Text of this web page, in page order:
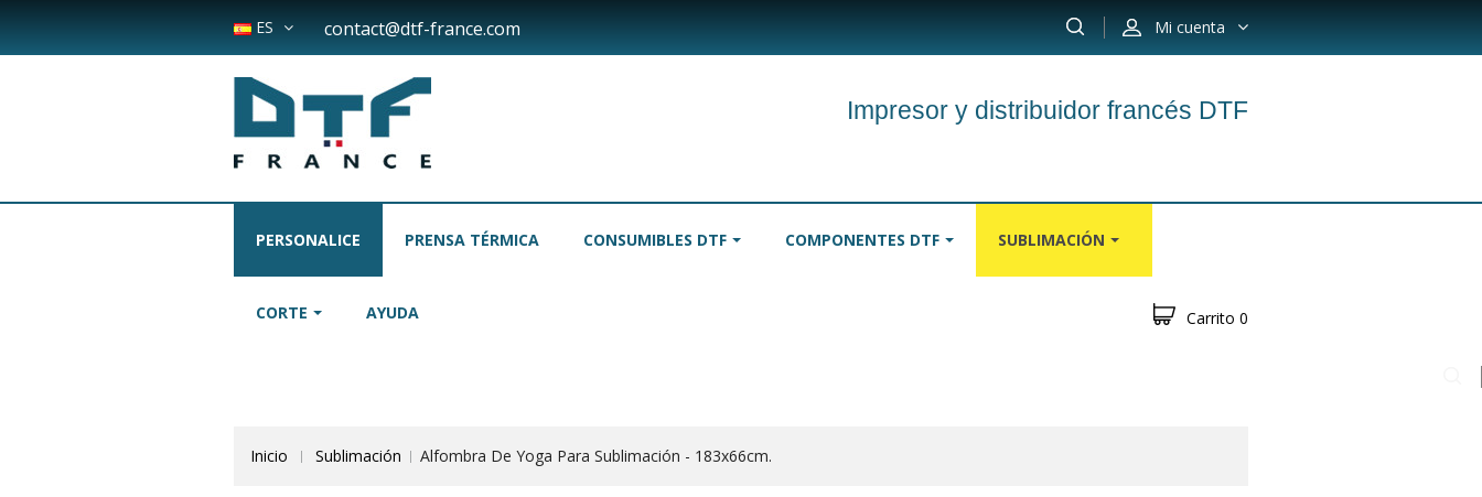
ES Mi cuenta
contact@dtf-france.com
Impresor y distribuidor francés DTF
PERSONALICE PRENSA TÉRMICA CONSUMIBLES DTF COMPONENTES DTF SUBLIMACIÓN
CORTE AYUDA Carrito 0
Inicio Sublimación Alfombra De Yoga Para Sublimación - 183x66cm.